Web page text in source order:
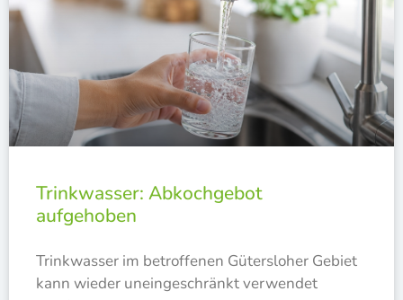
Trinkwasser: Abkochgebot
aufgehoben
Trink­was­ser im betrof­fe­nen Güters­lo­her Gebiet
kann wie­der unein­ge­schränkt ver­wen­det